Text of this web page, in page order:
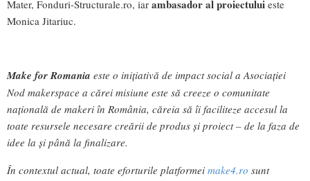
Mater, Fonduri-Structurale.ro, iar ambasador al proiectului este
Monica Jitariuc.
Make for Romania este o inițiativă de impact social a Asociației
Nod makerspace a cărei misiune este să creeze o comunitate
națională de makeri în România, căreia să îi faciliteze accesul la
toate resursele necesare creării de produs și proiect – de la faza de
idee la și până la finalizare.
În contextul actual, toate eforturile platformei make4.ro sunt